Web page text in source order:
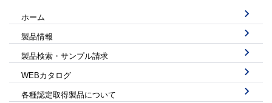
ホーム
製品情報
製品検索・サンプル請求
WEBカタログ
各種認定取得製品について